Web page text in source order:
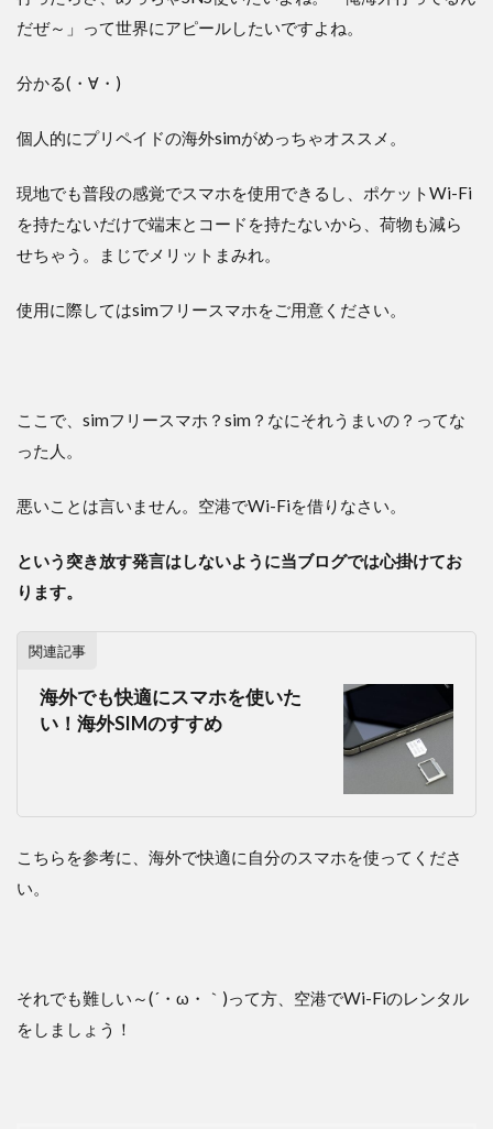
だぜ～」って世界にアピールしたいですよね。
分かる(・∀・)
個人的にプリペイドの海外simがめっちゃオススメ。
現地でも普段の感覚でスマホを使用できるし、ポケットWi-Fi
を持たないだけで端末とコードを持たないから、荷物も減ら
せちゃう。まじでメリットまみれ。
使用に際してはsimフリースマホをご用意ください。
ここで、simフリースマホ？sim？なにそれうまいの？ってな
った人。
悪いことは言いません。空港でWi-Fiを借りなさい。
という突き放す発言はしないように当ブログでは心掛けてお
ります。
関連記事
海外でも快適にスマホを使いた
い！海外SIMのすすめ
こちらを参考に、海外で快適に自分のスマホを使ってくださ
い。
それでも難しい～(´・ω・｀)って方、空港でWi-Fiのレンタル
をしましょう！